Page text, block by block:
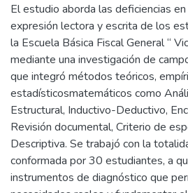
El estudio aborda las deficiencias
expresión lectora y escrita de los
la Escuela Básica Fiscal General “
mediante una investigación de
que integró métodos teóricos,
estadísticosmatemáticos como
Estructural, Inductivo-Deductivo,
Revisión documental, Criterio de
Descriptiva. Se trabajó con la
conformada por 30 estudiantes, a
instrumentos de diagnóstico que